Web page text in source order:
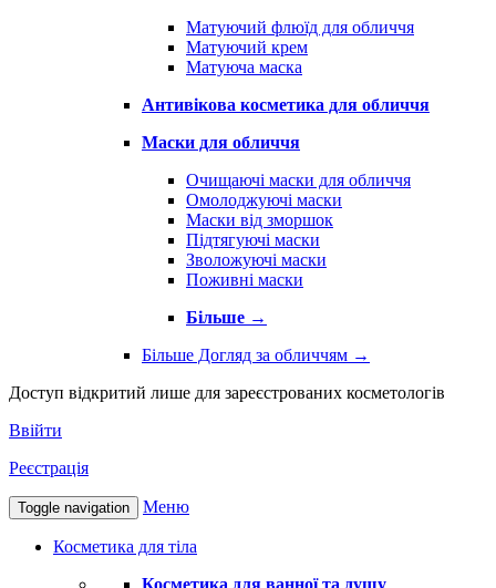
Матуючий флюїд для обличчя
Матуючий крем
Матуюча маска
Антивікова косметика для обличчя
Маски для обличчя
Очищаючі маски для обличчя
Омолоджуючі маски
Маски від зморшок
Підтягуючі маски
Зволожуючі маски
Поживні маски
Більше →
Більше Догляд за обличчям →
Доступ відкритий лише для зареєстрованих косметологів
Ввійти
Реєстрація
Toggle navigation Меню
Косметика для тіла
Косметика для ванної та душу